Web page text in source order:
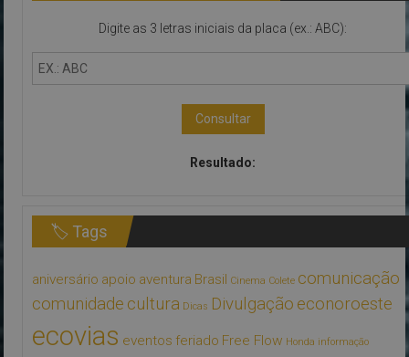
Digite as 3 letras iniciais da placa (ex.: ABC):
Consultar
Resultado:
🏷 Tags
aniversário apoio aventura Brasil Cinema Colete comunicação
comunidade cultura Dicas Divulgação econoroeste
ecovias eventos feriado Free Flow Honda informação